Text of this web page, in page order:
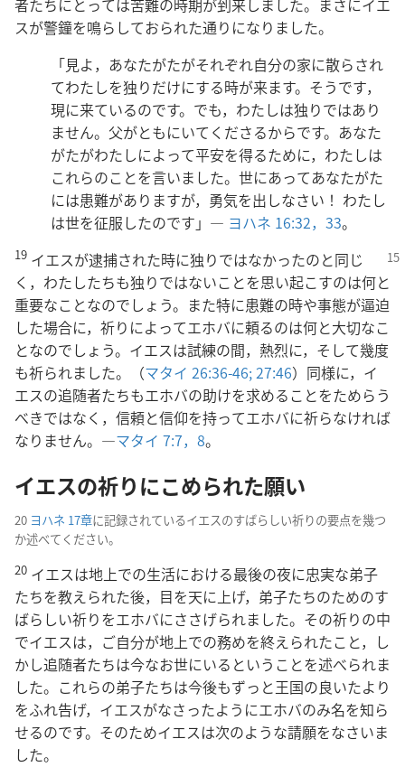
スが警鐘を鳴らしておられた通りになりました。
「見よ，あなたがたがそれぞれ自分の家に散らされ
てわたしを独りだけにする時が来ます。そうです，
現に来ているのです。でも，わたしは独りではあり
ません。父がともにいてくださるからです。あなた
がたがわたしによって平安を得るために，わたしは
これらのことを言いました。世にあってあなたがた
には患難がありますが，勇気を出しなさい！ わたし
は世を征服したのです」― ヨハネ 16:32，33。
19 イエスが逮捕された時に独りではなかったのと同じ
く，わたしたちも独りではないことを思い起こすのは何と
重要なことなのでしょう。また特に患難の時や事態が逼迫
した場合に，祈りによってエホバに頼るのは何と大切なこ
となのでしょう。イエスは試練の間，熱烈に，そして幾度
も祈られました。（マタイ 26:36-46; 27:46）同様に，イ
エスの追随者たちもエホバの助けを求めることをためらう
べきではなく，信頼と信仰を持ってエホバに祈らなければ
なりません。―マタイ 7:7，8。
イエスの祈りにこめられた願い
20 ヨハネ 17章に記録されているイエスのすばらしい祈りの要点を幾つ
か述べてください。
20 イエスは地上での生活における最後の夜に忠実な弟子
たちを教えられた後，目を天に上げ，弟子たちのためのす
ばらしい祈りをエホバにささげられました。その祈りの中
でイエスは，ご自分が地上での務めを終えられたこと，し
かし追随者たちは今なお世にいるということを述べられま
した。これらの弟子たちは今後もずっと王国の良いたより
をふれ告げ，イエスがなさったようにエホバのみ名を知ら
せるのです。そのためイエスは次のような請願をなさいま
した。